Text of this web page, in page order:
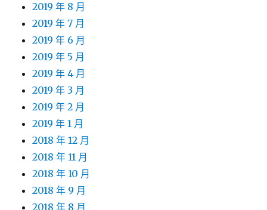
2019 年 8 月
2019 年 7 月
2019 年 6 月
2019 年 5 月
2019 年 4 月
2019 年 3 月
2019 年 2 月
2019 年 1 月
2018 年 12 月
2018 年 11 月
2018 年 10 月
2018 年 9 月
2018 年 8 月